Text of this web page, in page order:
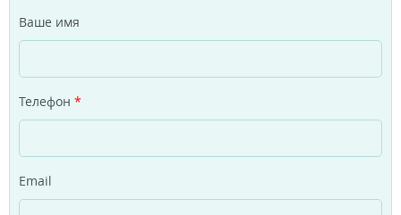
Ваше имя
Телефон *
Email